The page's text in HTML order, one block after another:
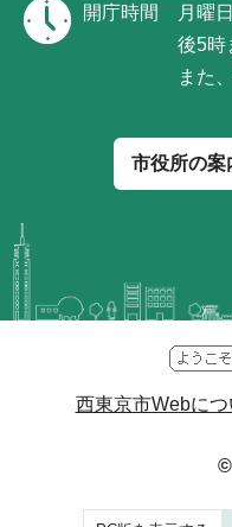
開庁時間
月曜
後5時
また
市役所の案
西東京市Webにつ
©